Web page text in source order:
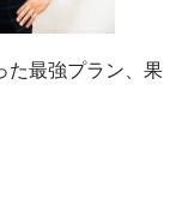
た最強プラン、果